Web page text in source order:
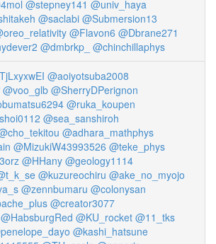
@stepney141 @univ_haya
@saclabi @Submersion13
@Flavon6 @Dbrane271
@dmbrkp_ @chinchillaphys
@aoiyotsuba2008
@voo_glb @SherryDPerignon
@ruka_koupen
@sea_sanshiroh
@adhara_mathphys
@MizukiW43993526 @teke_phys
@HHany @geology1114
@kuzureochiru @ake_no_myojo
@zennbumaru @colonysan
@creator3077
@HabsburgRed @KU_rocket @11_tks
@kashi_hatsune